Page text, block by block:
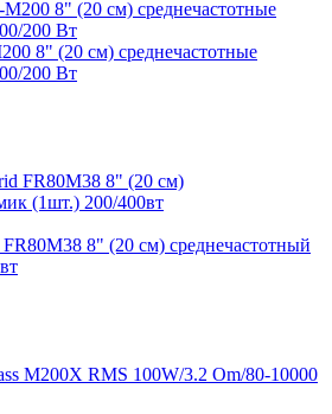
8" (20 см) среднечастотные
200 Вт
8" (20 см) среднечастотный